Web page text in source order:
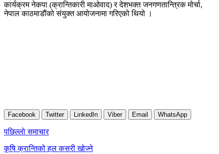
कार्यक्रम नेकपा (क्रान्तिकारी माओवाद) र देशभक्त जनगणतान्त्रिक मोर्चा,
नेपाल काठमाडौंको संयुक्त आयोजनामा गरिएको थियो ।
Facebook Twitter LinkedIn Viber Email WhatsApp
Post
navigation
पछिल्लाे समाचार
कृषि क्रान्तिको हल कसरी खोज्ने